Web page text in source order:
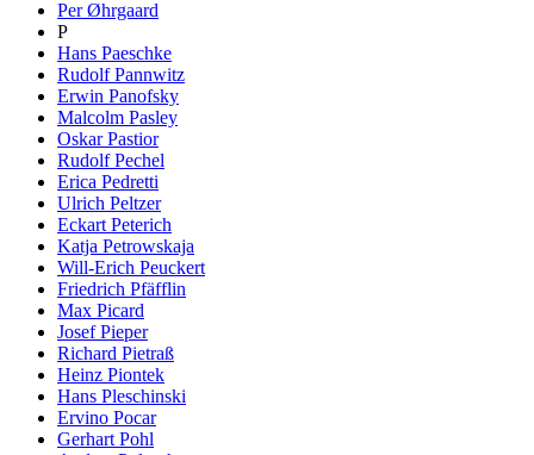
Per Øhrgaard
P
Hans Paeschke
Rudolf Pannwitz
Erwin Panofsky
Malcolm Pasley
Oskar Pastior
Rudolf Pechel
Erica Pedretti
Ulrich Peltzer
Eckart Peterich
Katja Petrowskaja
Will-Erich Peuckert
Friedrich Pfäfflin
Max Picard
Josef Pieper
Richard Pietraß
Heinz Piontek
Hans Pleschinski
Ervino Pocar
Gerhart Pohl